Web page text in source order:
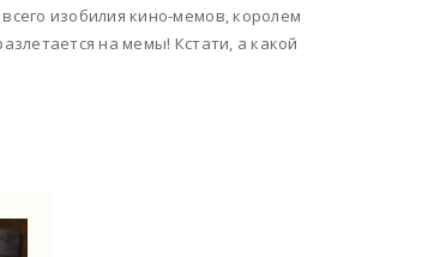
изобилия кино-мемов, королем
на мемы! Кстати, а какой